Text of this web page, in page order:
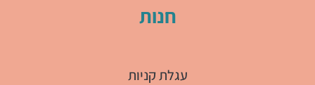
חנות
עגלת קניות